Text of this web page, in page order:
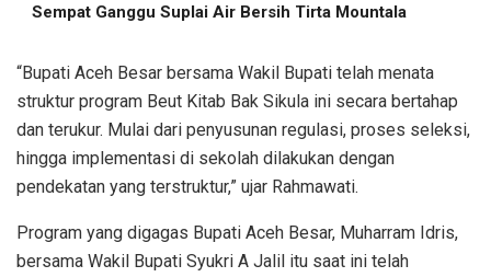
Sempat Ganggu Suplai Air Bersih Tirta Mountala
“Bupati Aceh Besar bersama Wakil Bupati telah menata
struktur program Beut Kitab Bak Sikula ini secara bertahap
dan terukur. Mulai dari penyusunan regulasi, proses seleksi,
hingga implementasi di sekolah dilakukan dengan
pendekatan yang terstruktur,” ujar Rahmawati.
Program yang digagas Bupati Aceh Besar, Muharram Idris,
bersama Wakil Bupati Syukri A Jalil itu saat ini telah